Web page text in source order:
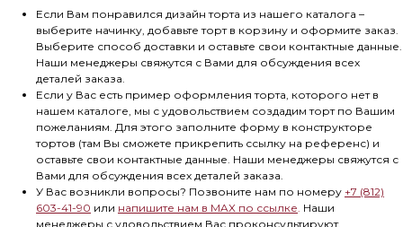
Если Вам понравился дизайн торта из нашего каталога –
выберите начинку, добавьте торт в корзину и оформите заказ.
Выберите способ доставки и оставьте свои контактные данные.
Наши менеджеры свяжутся с Вами для обсуждения всех
деталей заказа.
Если у Вас есть пример оформления торта, которого нет в
нашем каталоге, мы с удовольствием создадим торт по Вашим
пожеланиям. Для этого заполните форму в конструкторе
тортов (там Вы сможете прикрепить ссылку на референс) и
оставьте свои контактные данные. Наши менеджеры свяжутся с
Вами для обсуждения всех деталей заказа.
У Вас возникли вопросы? Позвоните нам по номеру +7 (812)
603-41-90 или напишите нам в MAX по ссылке. Наши
менеджеры с удовольствием Вас проконсультируют.